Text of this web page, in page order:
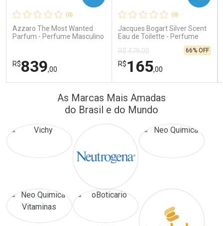
Comprar sem Desconto
Por R$ 64,90/cada
Comprar sem Desconto
Por R$ 64,90/cada
Comprar sem Desconto
Por R$ 24,10/cada
Comprar sem Desconto
Por R$ 24,10/cada
(0)
Azzaro The Most Wanted
Parfum - Perfume Masculino
R$839,00
FECHAR
Ativar Desconto
FECHAR
Por Menos
(0)
Jacques Bogart Silver Scent
Eau de Toilette - Perfume
R$ 479,00
R$165,00
66% OFF
Laboratório
Ativar Desconto
Por Menos
As Marcas Mais Amadas
do Brasil e do Mundo